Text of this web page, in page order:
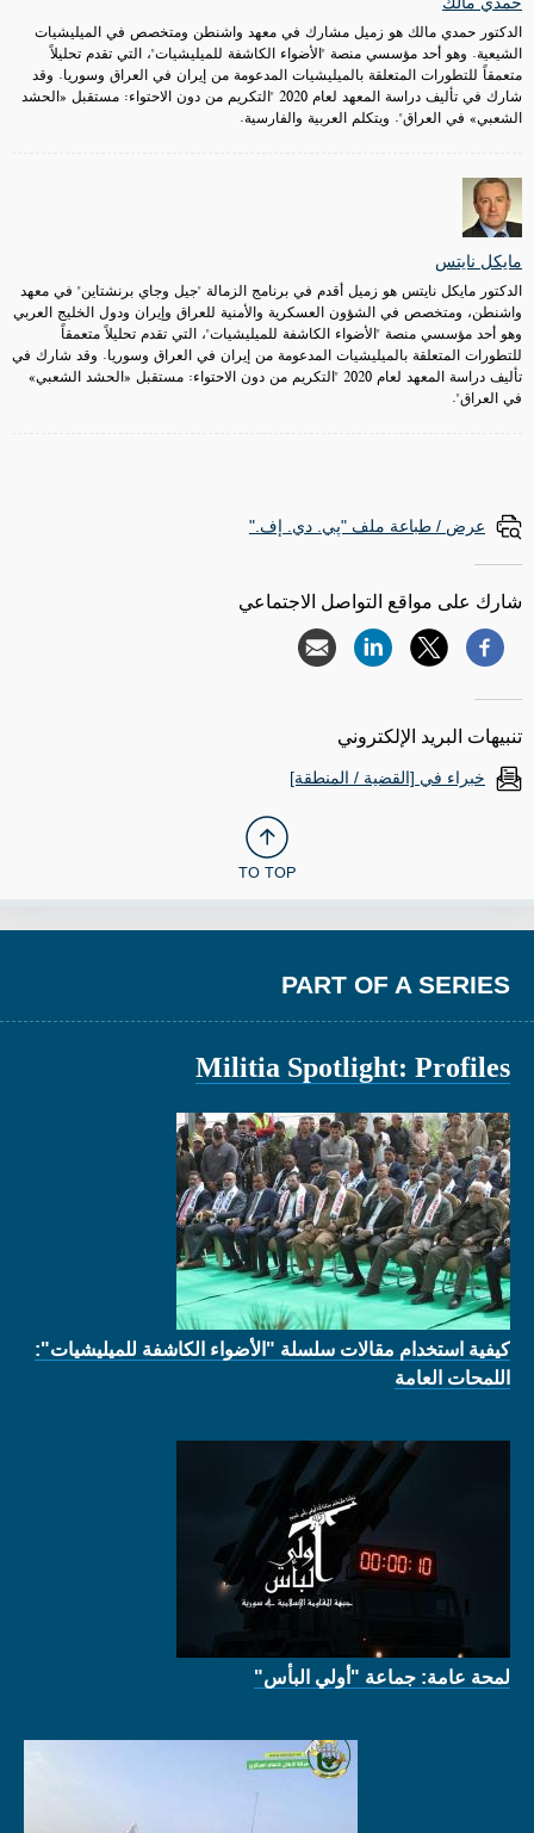
الدكتور حمدي مالك هو زميل مشارك في معهد واشنطن ومتخصص في الميليشيات
الشيعية. وهو أحد مؤسسي منصة "الأضواء الكاشفة للميليشيات"، التي تقدم تحليلاً
متعمقاً للتطورات المتعلقة بالميليشيات المدعومة من إيران في العراق وسوريا. وقد
شارك في تأليف دراسة المعهد لعام 2020 "التكريم من دون الاحتواء: مستقبل «الحشد
الشعبي» في العراق". ويتكلم العربية والفارسية.
مايكل نايتس
الدكتور مايكل نايتس هو زميل أقدم في برنامج الزمالة "جيل وجاي برنشتاين" في معهد
واشنطن، ومتخصص في الشؤون العسكرية والأمنية للعراق وإيران ودول الخليج العربي
وهو أحد مؤسسي منصة "الأضواء الكاشفة للميليشيات"، التي تقدم تحليلاً متعمقاً
للتطورات المتعلقة بالميليشيات المدعومة من إيران في العراق وسوريا. وقد شارك في
تأليف دراسة المعهد لعام 2020 "التكريم من دون الاحتواء: مستقبل «الحشد الشعبي»
في العراق".
عرض / طباعة ملف "پي. دي. إف."
شارك على مواقع التواصل الاجتماعي
تنبيهات البريد الإلكتروني
خبراء في [القضية / المنطقة]
TO TOP
PART OF A SERIES
Militia Spotlight: Profiles
كيفية استخدام مقالات سلسلة "الأضواء الكاشفة للميليشيات":
اللمحات العامة
لمحة عامة: جماعة "أولي البأس"